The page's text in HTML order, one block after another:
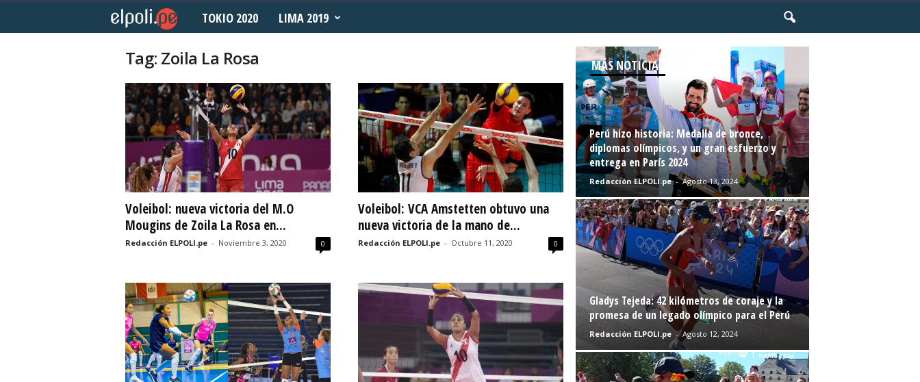
o
l
i
e
o
r
t
i
TOKIO 2020 LIMA 2019
Tag: Zoila La Rosa
Voleibol: nueva victoria del M.O
Mougins de Zoila La Rosa en...
Redacción ELPOLI.pe - Noviembre 3, 2020 0
Voleibol: VCA Amstetten obtuvo una
nueva victoria de la mano de...
Redacción ELPOLI.pe - Octubre 11, 2020 0
MÁS NOTICIAS
Perú hizo historia: Medalla de bronce,
diplomas olímpicos, y un gran esfuerzo y
entrega en París 2024
Redacción ELPOLI.pe - Agosto 13, 2024
Gladys Tejeda: 42 kilómetros de coraje y la
promesa de un legado olímpico para el Perú
Redacción ELPOLI.pe - Agosto 12, 2024